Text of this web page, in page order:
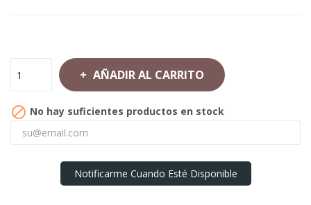
AÑADIR AL CARRITO
 No hay suficientes productos en stock
Notificarme Cuando Esté Disponible